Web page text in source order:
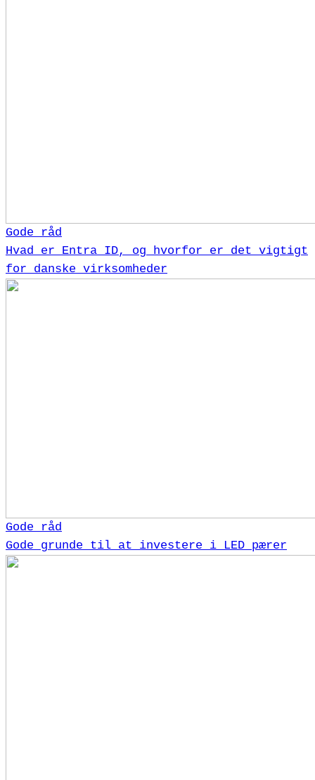
Gode råd
Hvad er Entra ID, og hvorfor er det vigtigt
for danske virksomheder
Gode råd
Gode grunde til at investere i LED pærer